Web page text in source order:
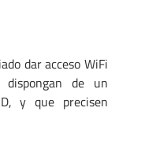
dar acceso WiFi
de un
y que precisen